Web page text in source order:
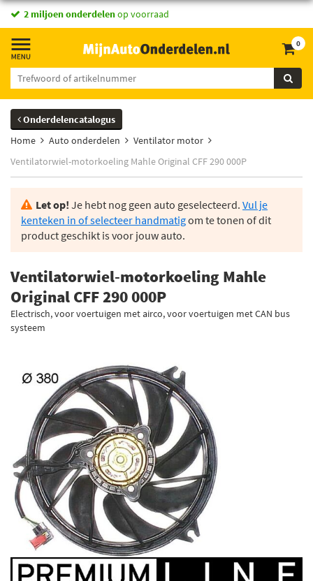
2 miljoen onderdelenop voorraad
0
Onderdelencatalogus
Home
Auto onderdelen
Ventilator motor
Ventilatorwiel-motorkoeling Mahle Original CFF 290 000P
Let op! Je hebt nog geen auto geselecteerd. Vul je
kenteken in of selecteer handmatigom te tonen of dit
product geschikt is voor jouw auto.
Ventilatorwiel-motorkoeling Mahle
Original CFF 290 000P
Electrisch, voor voertuigen met airco, voor voertuigen met CAN bus
systeem